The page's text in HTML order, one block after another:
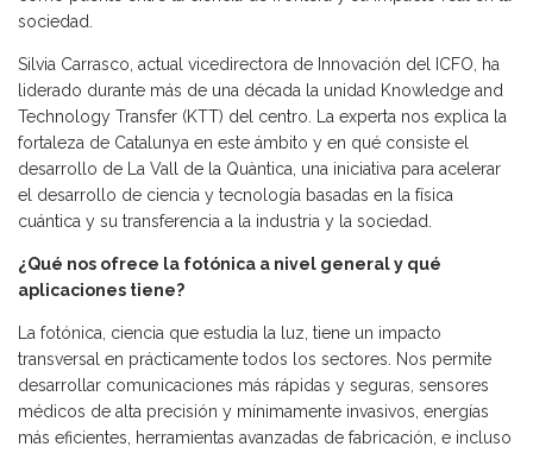
sociedad.
Silvia Carrasco, actual vicedirectora de Innovación del ICFO, ha
liderado durante más de una década la unidad Knowledge and
Technology Transfer (KTT) del centro. La experta nos explica la
fortaleza de Catalunya en este ámbito y en qué consiste el
desarrollo de La Vall de la Quàntica, una iniciativa para acelerar
el desarrollo de ciencia y tecnología basadas en la física
cuántica y su transferencia a la industria y la sociedad.
¿Qué nos ofrece la fotónica a nivel general y qué
aplicaciones tiene?
La fotónica, ciencia que estudia la luz, tiene un impacto
transversal en prácticamente todos los sectores. Nos permite
desarrollar comunicaciones más rápidas y seguras, sensores
médicos de alta precisión y mínimamente invasivos, energías
más eficientes, herramientas avanzadas de fabricación, e incluso